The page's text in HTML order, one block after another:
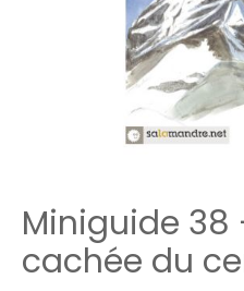
Miniguide 38
cachée du